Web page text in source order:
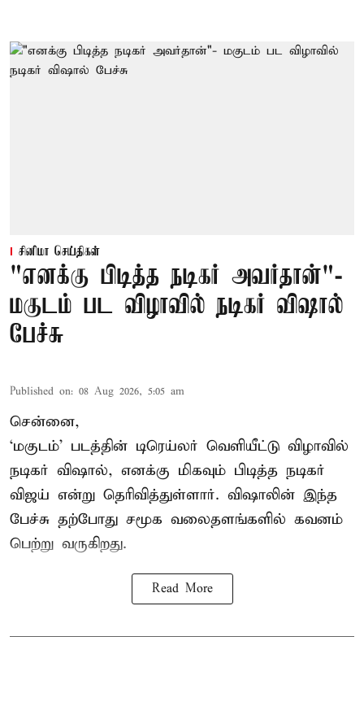
சினிமா செய்திகள்
"எனக்கு பிடித்த நடிகர் அவர்தான்"-
மகுடம் பட விழாவில் நடிகர் விஷால்
பேச்சு
Published on: 08 Aug 2026, 5:05 am
சென்னை,
‘மகுடம்’ படத்தின் டிரெய்லர் வெளியீட்டு விழாவில்
நடிகர் விஷால், எனக்கு மிகவும் பிடித்த நடிகர்
விஜய் என்று தெரிவித்துள்ளார். விஷாலின் இந்த
பேச்சு தற்போது சமூக வலைதளங்களில் கவனம்
பெற்று வருகிறது.
Read More